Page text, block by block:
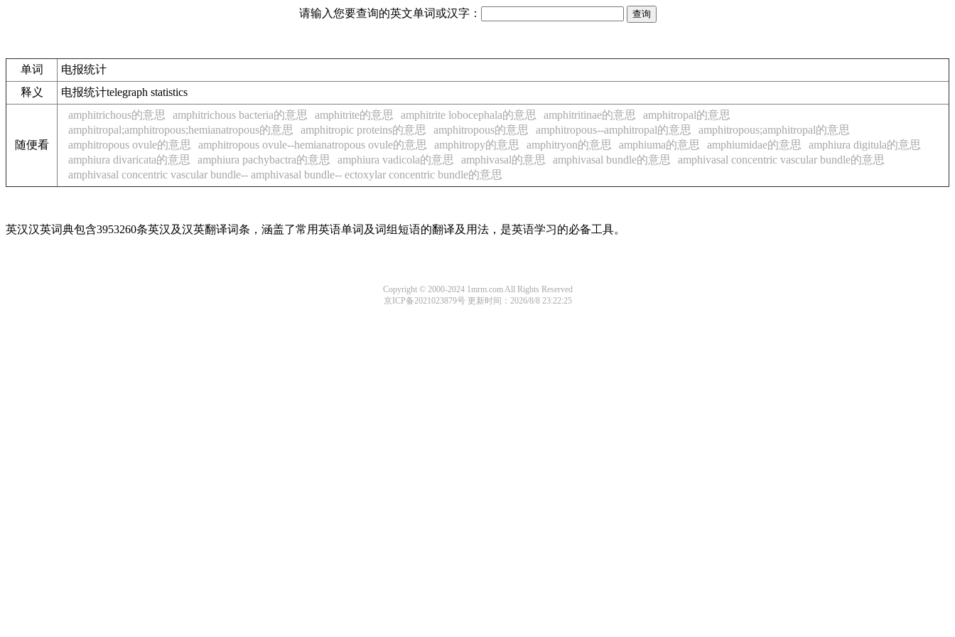
请输入您要查询的英文单词或汉字：
单词
电报统计
释义
电报统计telegraph statistics
随便看
amphitrichous的意思 amphitrichous bacteria的意思 amphitrite的意思 amphitrite lobocephala的意思 amphitritinae的意思
amphitropal的意思
amphitropal;amphitropous;hemianatropous的意思
amphitropic proteins的意思 amphitropous的意思 amphitropous--amphitropal的意思
amphitropous;amphitropal的意思
amphitropous ovule的意思
amphitropous ovule--hemianatropous ovule的意思 amphitropy的意思 amphitryon的意思 amphiuma的意思 amphiumidae的意思
amphiura digitula的意思
amphiura divaricata的意思
amphiura pachybactra的意思 amphiura vadicola的意思 amphivasal的意思 amphivasal bundle的意思
amphivasal concentric vascular bundle的意思
amphivasal concentric vascular bundle-- amphivasal bundle-- ectoxylar concentric bundle的意思
英汉汉英词典包含3953260条英汉及汉英翻译词条，涵盖了常用英语单词及词组短语的翻译及用法，是英语学习的必备工具。
Copyright © 2000-2024 1mrm.com All Rights Reserved
京ICP备2021023879号 更新时间：2026/8/8 23:22:25